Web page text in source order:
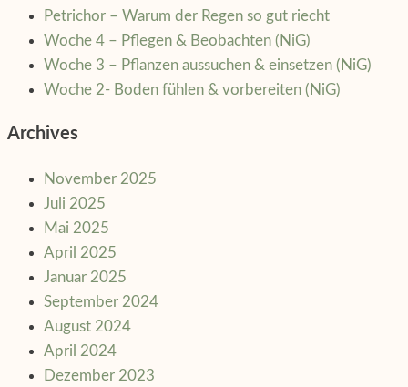
Petrichor – Warum der Regen so gut riecht
Woche 4 – Pflegen & Beobachten (NiG)
Woche 3 – Pflanzen aussuchen & einsetzen (NiG)
Woche 2- Boden fühlen & vorbereiten (NiG)
Archives
November 2025
Juli 2025
Mai 2025
April 2025
Januar 2025
September 2024
August 2024
April 2024
Dezember 2023